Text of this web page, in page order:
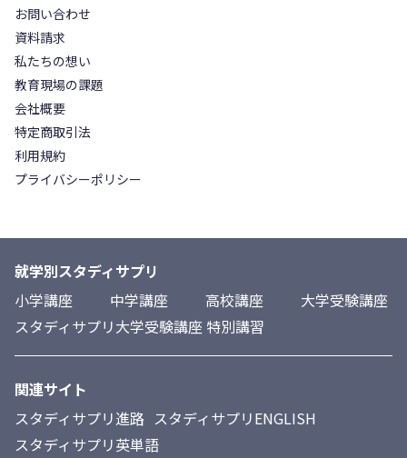
お問い合わせ
資料請求
私たちの想い
教育現場の課題
会社概要
特定商取引法
利用規約
プライバシーポリシー
就学別スタディサプリ
小学講座
中学講座 高校講座
大学受験講座
スタディサプリ大学受験講座 特別講習
関連サイト
スタディサプリ進路 スタディサプリENGLISH
スタディサプリ英単語